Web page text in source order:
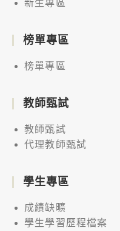
新生專區
榜單專區
榜單專區
教師甄試
教師甄試
代理教師甄試
學生專區
成績缺曠
學生學習歷程檔案